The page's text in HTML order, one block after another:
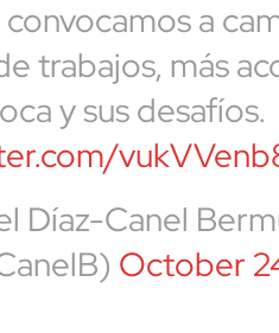
a
trabajos, más
y sus desafíos.
Díaz-Canel
October